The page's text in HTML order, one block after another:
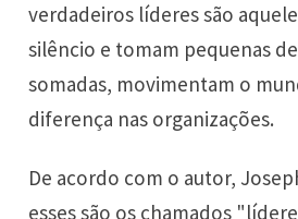
verdadeiros líderes são
silêncio e tomam pequenas
somadas, movimentam o
diferença nas organizações.
De acordo com o autor,
esses são os chamados